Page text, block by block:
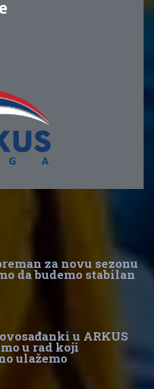
za novu sezonu
da budemo stabilan
u ARKUS
u rad koji
ulažemo